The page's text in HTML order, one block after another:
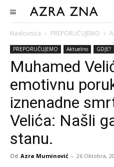
Naslovnica PREPORUČUJEMO
PREPORUČUJEMO Aktuelno GDJE?
Muhamed
emotivnu
iznenadne
Velića: Našli
stanu.
Od Azra Muminović - 26 Oktobra,